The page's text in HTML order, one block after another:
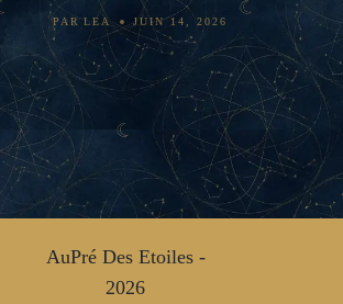
PAR LEA JUIN 14, 2026
AuPré Des Etoiles -
2026